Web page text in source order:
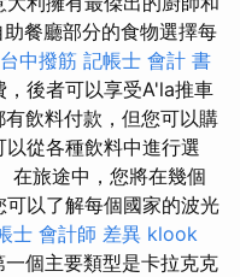
助餐廳部分的食物選擇每
台中撥筋 記帳士 會計 書
後者可以享受A'la推車
飲料付款，但您可以購
以從各種飲料中進行選
在旅途中，您將在幾個
以了解每個國家的波光
士 會計師 差異 klook
一個主要類型是卡拉克克